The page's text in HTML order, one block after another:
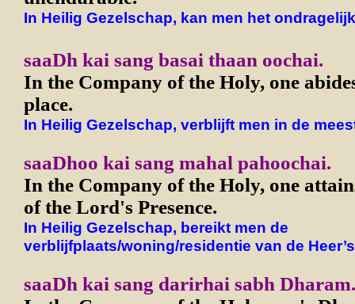
In Heilig Gezelschap, kan men het
saaDh kai sang basai thaan oochai.
In the Company of the Holy, one
place.
In Heilig Gezelschap, verblijft men in de
saaDhoo kai sang mahal pahoochai.
In the Company of the Holy, one
of the Lord's Presence.
In Heilig Gezelschap, bereikt men de
verblijfplaats/woning/residentie van de
saaDh kai sang darirhai sabh Dharam.